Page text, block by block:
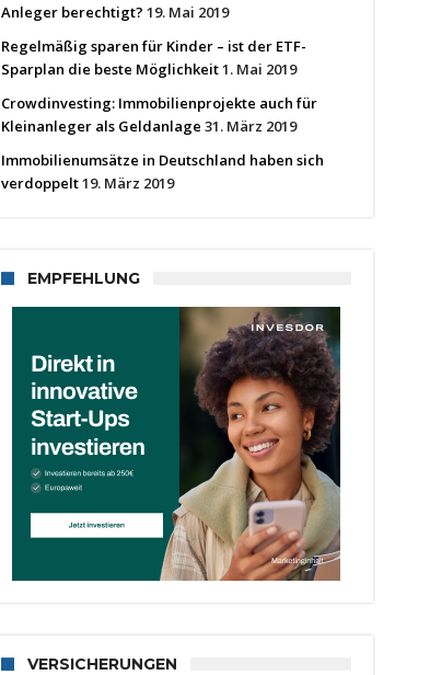
Anleger berechtigt? 19. Mai 2019
Regelmäßig sparen für Kinder – ist der ETF-
Sparplan die beste Möglichkeit1. Mai 2019
Crowdinvesting: Immobilienprojekte auch für
Kleinanleger als Geldanlage 31. März 2019
Immobilienumsätze in Deutschland haben sich
verdoppelt19. März 2019
EMPFEHLUNG
VERSICHERUNGEN